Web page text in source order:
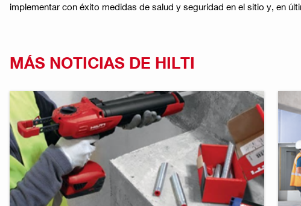
implementar con éxito medidas de salud y seguridad en el sitio y, en
MÁS NOTICIAS DE HILTI